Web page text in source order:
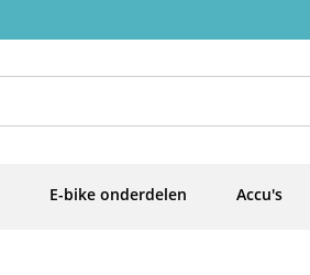
E-bike onderdelen Accu's